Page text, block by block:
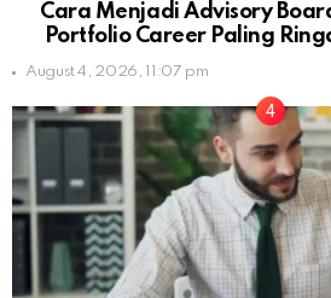
Cara Menjadi Advisory
Portfolio Career Paling
August 4, 2026, 11:07 pm